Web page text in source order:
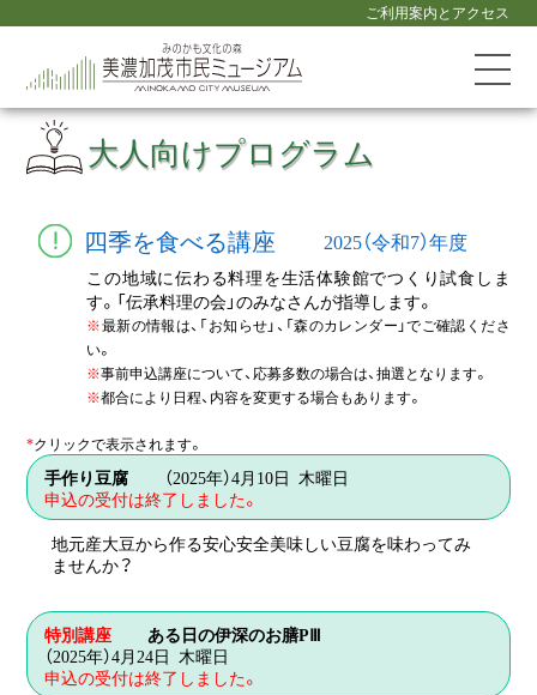
ご利用案内とアクセス
大人向けプログラム
四季を食べる講座 2025（令和7）年度
この地域に伝わる料理を生活体験館でつくり試食しま
す。「伝承料理の会」のみなさんが指導します。
※最新の情報は、「お知らせ」、「森のカレンダー」でご確認くださ
い。
※事前申込講座について、応募多数の場合は、抽選となります。
※都合により日程、内容を変更する場合もあります。
*クリックで表示されます。
手作り豆腐
（2025年）4月10日 木曜日
申込の受付は終了しました。
地元産大豆から作る安心安全美味しい豆腐を味わってみ
ませんか？
日時
4月10日 木曜日 午前10時30分～午後1時30
分
講師
伝承料理の会
特別講座
ある日の伊深のお膳PⅢ
（2025年）4月24日 木曜日
申込の受付は終了しました。